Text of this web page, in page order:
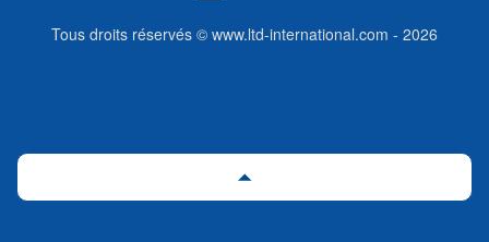
Tous droits réservés © www.ltd-international.com - 2026